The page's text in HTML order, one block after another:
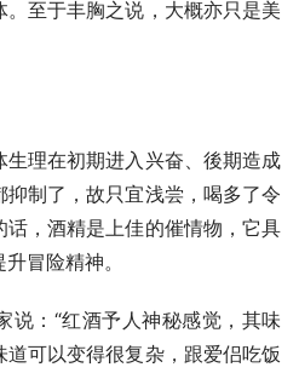
至于丰胸之说，大概亦只是美
理在初期进入兴奋、後期造成
制了，故只宜浅尝，喝多了令
，酒精是上佳的催情物，它具
冒险精神。
：“红酒予人神秘感觉，其味
可以变得很复杂，跟爱侣吃饭